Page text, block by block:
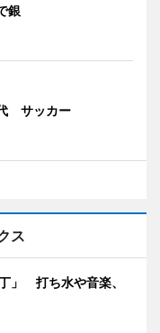
銀
代 サッカー
ス
」 打ち水や音楽、